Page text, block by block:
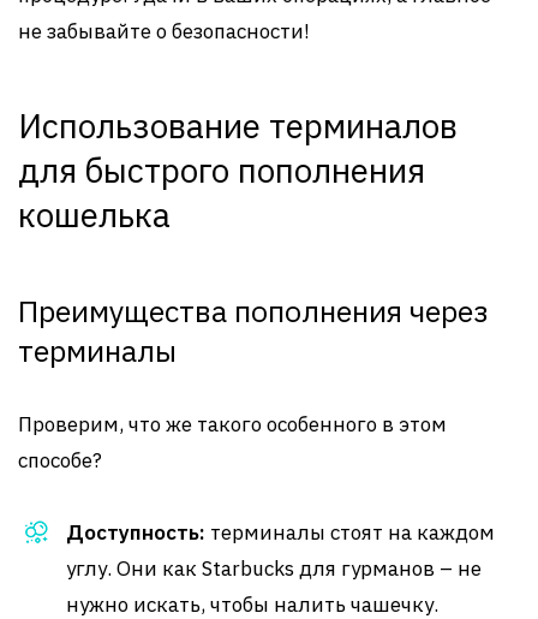
не забывайте о безопасности!
Использование терминалов
для быстрого пополнения
кошелька
Преимущества пополнения через
терминалы
Проверим, что же такого особенного в этом
способе?
Доступность: терминалы стоят на каждом
углу. Они как Starbucks для гурманов – не
нужно искать, чтобы налить чашечку.